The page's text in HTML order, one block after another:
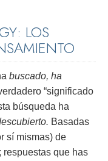
LOS
buscado, ha
“significado
búsqueda ha
Basadas
sí mismas) de
respuestas que has